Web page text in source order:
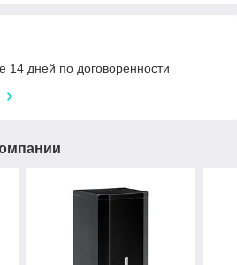
14 дней по договоренности